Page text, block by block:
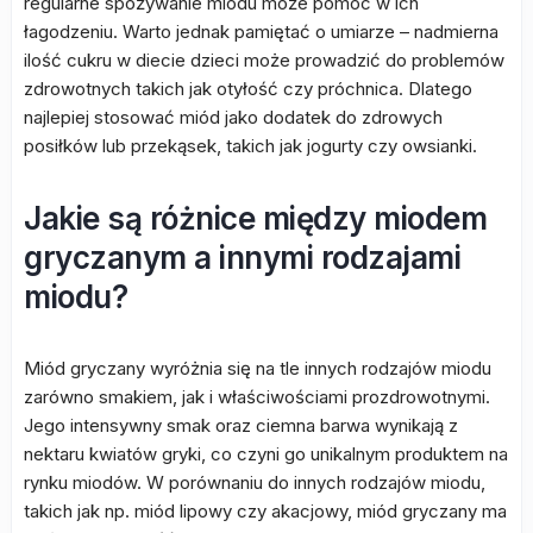
łagodzeniu. Warto jednak pamiętać o umiarze – nadmierna
ilość cukru w diecie dzieci może prowadzić do problemów
zdrowotnych takich jak otyłość czy próchnica. Dlatego
najlepiej stosować miód jako dodatek do zdrowych
posiłków lub przekąsek, takich jak jogurty czy owsianki.
Jakie są różnice między miodem
gryczanym a innymi rodzajami
miodu?
Miód gryczany wyróżnia się na tle innych rodzajów miodu
zarówno smakiem, jak i właściwościami prozdrowotnymi.
Jego intensywny smak oraz ciemna barwa wynikają z
nektaru kwiatów gryki, co czyni go unikalnym produktem na
rynku miodów. W porównaniu do innych rodzajów miodu,
takich jak np. miód lipowy czy akacjowy, miód gryczany ma